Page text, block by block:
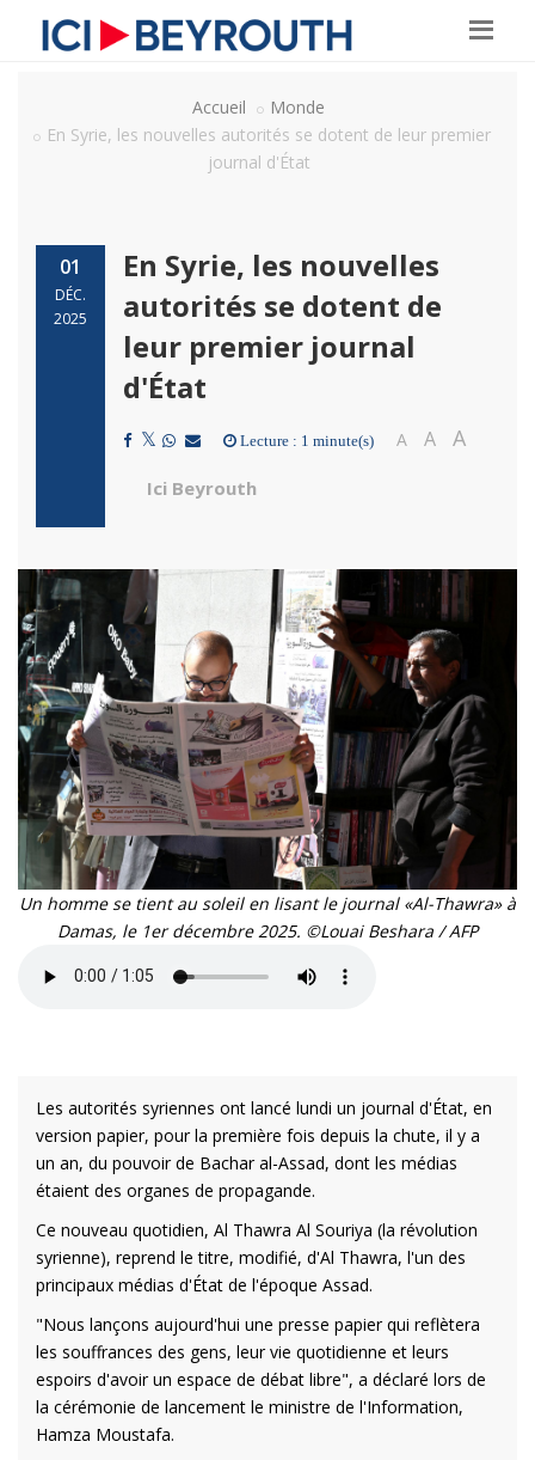
Accueil
Monde
En Syrie, les nouvelles autorités se dotent de leur premier
journal d'État
01
DÉC.
2025
En Syrie, les nouvelles
autorités se dotent de
leur premier journal
d'État
Lecture : 1 minute(s) A A A
Ici Beyrouth
Un homme se tient au soleil en lisant le journal «Al-Thawra» à
Damas, le 1er décembre 2025. ©Louai Beshara / AFP
Les autorités syriennes ont lancé lundi un journal d'État, en
version papier, pour la première fois depuis la chute, il y a
un an, du pouvoir de Bachar al-Assad, dont les médias
étaient des organes de propagande.
Ce nouveau quotidien, Al Thawra Al Souriya (la révolution
syrienne), reprend le titre, modifié, d'Al Thawra, l'un des
principaux médias d'État de l'époque Assad.
"Nous lançons aujourd'hui une presse papier qui reflètera
les souffrances des gens, leur vie quotidienne et leurs
espoirs d'avoir un espace de débat libre", a déclaré lors de
la cérémonie de lancement le ministre de l'Information,
Hamza Moustafa.